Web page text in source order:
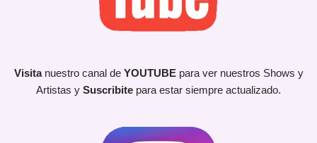
Visita nuestro canal de YOUTUBEpara ver nuestros Shows y
Artistas y Suscribite para estar siempre actualizado.